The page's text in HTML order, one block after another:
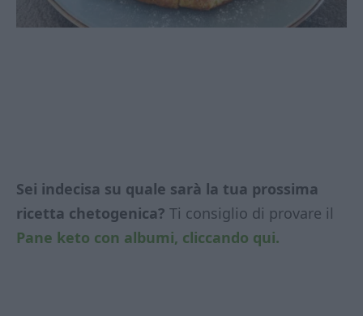
Sei indecisa su quale sarà la tua prossima
ricetta chetogenica? Ti consiglio di provare il
Pane keto con albumi, cliccando qui.